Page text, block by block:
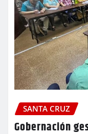
SANTA CRUZ
Gobernación